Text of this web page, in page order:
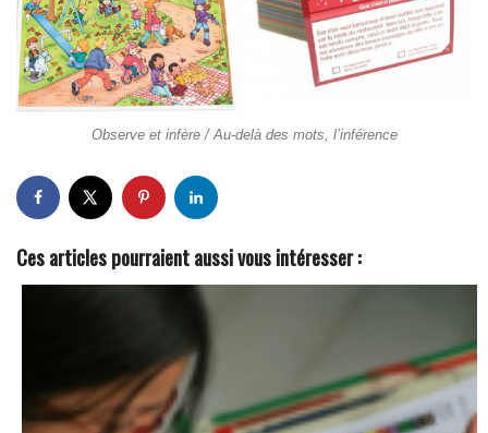
Observe et infère / Au-delà des mots, l’inférence
Ces articles pourraient aussi vous intéresser :